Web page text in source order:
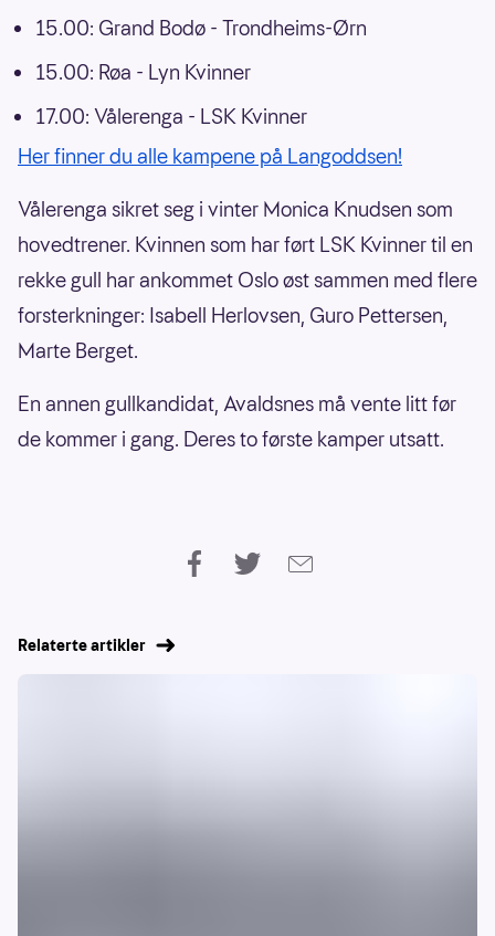
15.00: Grand Bodø - Trondheims-Ørn
15.00: Røa - Lyn Kvinner
17.00: Vålerenga - LSK Kvinner
Her finner du alle kampene på Langoddsen!
Vålerenga sikret seg i vinter Monica Knudsen som
hovedtrener. Kvinnen som har ført LSK Kvinner til en
rekke gull har ankommet Oslo øst sammen med flere
forsterkninger: Isabell Herlovsen, Guro Pettersen,
Marte Berget.
En annen gullkandidat, Avaldsnes må vente litt før
de kommer i gang. Deres to første kamper utsatt.
Relaterte artikler